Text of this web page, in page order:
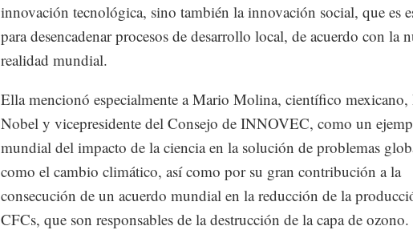
innovación tecnológica, sino también la innovación social, que es
para desencadenar procesos de desarrollo local, de acuerdo con la
realidad mundial.
Ella mencionó especialmente a Mario Molina, científico mexicano,
Nobel y vicepresidente del Consejo de INNOVEC, como un
mundial del impacto de la ciencia en la solución de problemas
como el cambio climático, así como por su gran contribución a la
consecución de un acuerdo mundial en la reducción de la
CFCs, que son responsables de la destrucción de la capa de ozono.